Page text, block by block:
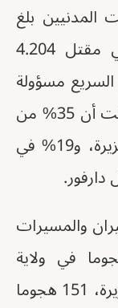
بلغ
عددها 1.792 هجوما وتسببت في مقتل 4.204
مسؤولة
عن 77% من هذه الهجمات. وأضافت أن 35% من
هذه الهجمات وقعت في ولاية الجزيرة، و19% في
والمسيرات
هجوما، منها 488 هجوما في ولاية
الخرطوم و164 هجوما في ولاية الجزيرة، 151 هجوما